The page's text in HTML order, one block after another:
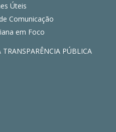
Úteis
Comunicação
em Foco
TRANSPARÊNCIA PÚBLICA